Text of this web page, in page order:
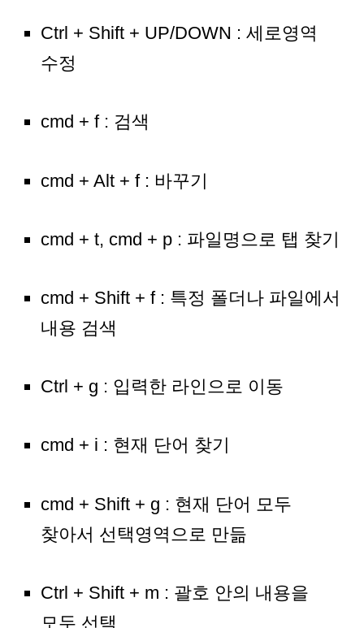
Ctrl + Shift + UP/DOWN : 세로영역
수정
cmd + f : 검색
cmd + Alt + f : 바꾸기
cmd + t, cmd + p : 파일명으로 탭 찾기
cmd + Shift + f : 특정 폴더나 파일에서
내용 검색
Ctrl + g : 입력한 라인으로 이동
cmd + i : 현재 단어 찾기
cmd + Shift + g : 현재 단어 모두
찾아서 선택영역으로 만듦
Ctrl + Shift + m : 괄호 안의 내용을
모두 선택